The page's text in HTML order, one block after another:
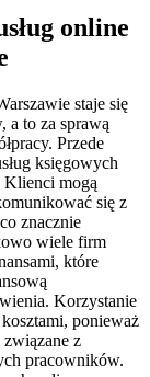
online
staje się
a to za sprawą
Przede
księgowych
Klienci mogą
się z
znacznie
wiele firm
które
Korzystanie
ponieważ
z
pracowników.